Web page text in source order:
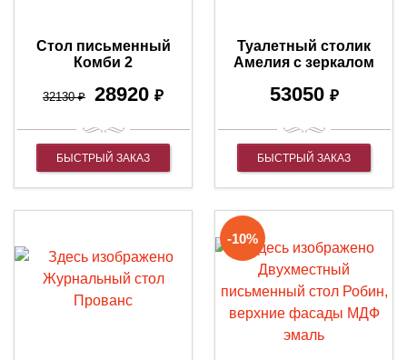
Стол письменный
Комби 2
32130₽ 28920 ₽
БЫСТРЫЙ ЗАКАЗ
Туалетный столик
Амелия с зеркалом
53050 ₽
БЫСТРЫЙ ЗАКАЗ
-10%